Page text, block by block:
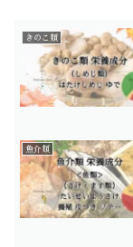
きのこ類
魚介類